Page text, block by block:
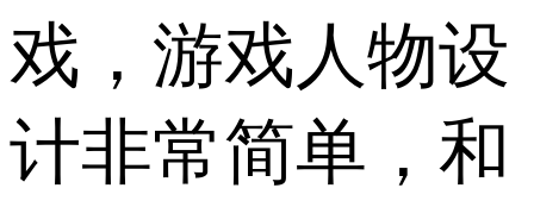
戏，游戏人物设
计非常简单，和